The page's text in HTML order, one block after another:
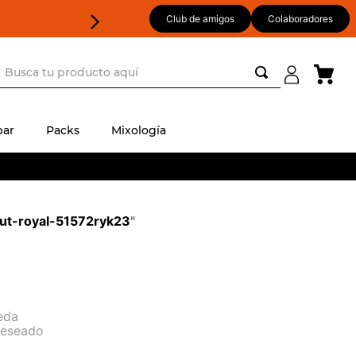
Club de amigos Colaboradores
Packs Mixología
royal-51572ryk23"